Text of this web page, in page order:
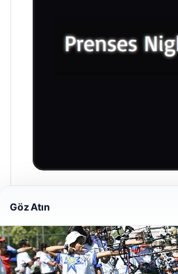
Prenses Night Club
Göz Atın